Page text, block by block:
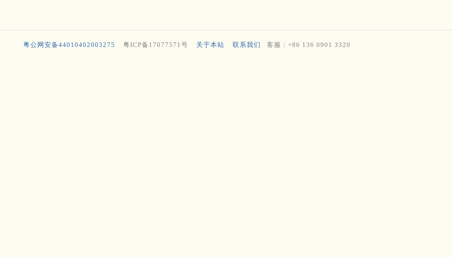
粤公网安备44010402003275 粤ICP备17077571号 关于本站 联系我们 客服：+86 136 0901 3320